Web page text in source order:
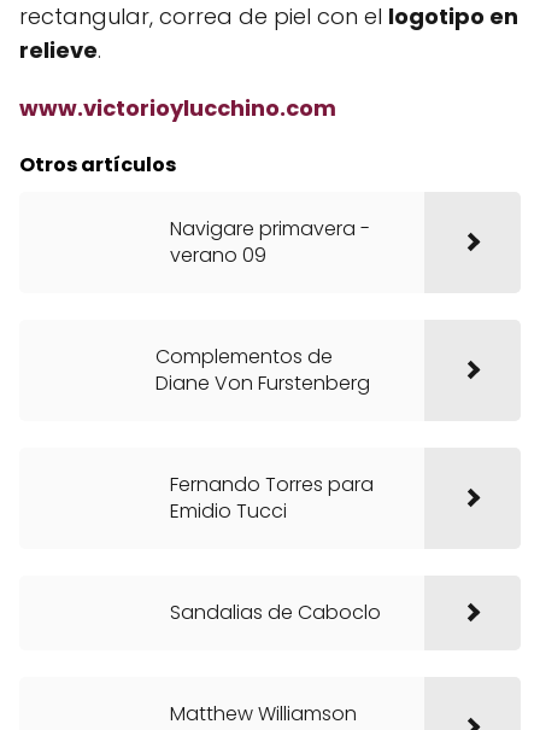
rectangular, correa de piel con el logotipo en
relieve.
www.victorioylucchino.com
Otros artículos
Navigare primavera -
verano 09
Complementos de
Diane Von Furstenberg
Fernando Torres para
Emidio Tucci
Sandalias de Caboclo
Matthew Williamson